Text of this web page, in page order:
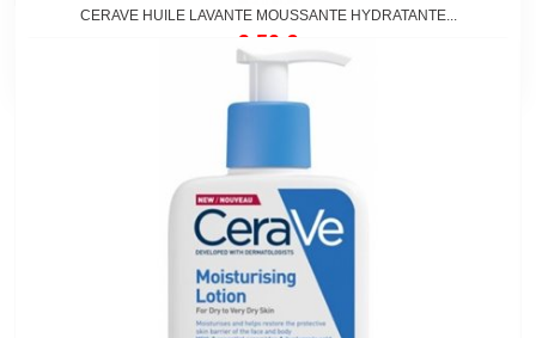
CERAVE HUILE LAVANTE MOUSSANTE HYDRATANTE...
9,50 €